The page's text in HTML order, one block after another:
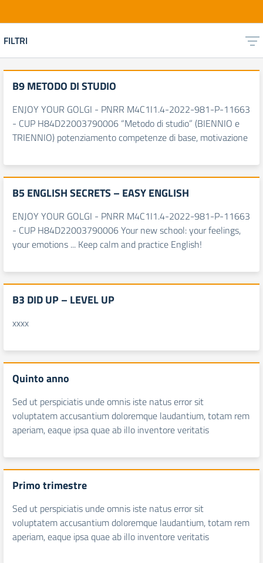
FILTRI
B9 METODO DI STUDIO
ENJOY YOUR GOLGI - PNRR M4C1I1.4-2022-981-P-11663
- CUP H84D22003790006 “Metodo di studio” (BIENNIO e
TRIENNIO) potenziamento competenze di base, motivazione
B5 ENGLISH SECRETS – EASY ENGLISH
ENJOY YOUR GOLGI - PNRR M4C1I1.4-2022-981-P-11663
- CUP H84D22003790006 Your new school: your feelings,
your emotions ... Keep calm and practice English!
B3 DID UP – LEVEL UP
xxxx
Quinto anno
Sed ut perspiciatis unde omnis iste natus error sit
voluptatem accusantium doloremque laudantium, totam rem
aperiam, eaque ipsa quae ab illo inventore veritatis
Primo trimestre
Sed ut perspiciatis unde omnis iste natus error sit
voluptatem accusantium doloremque laudantium, totam rem
aperiam, eaque ipsa quae ab illo inventore veritatis